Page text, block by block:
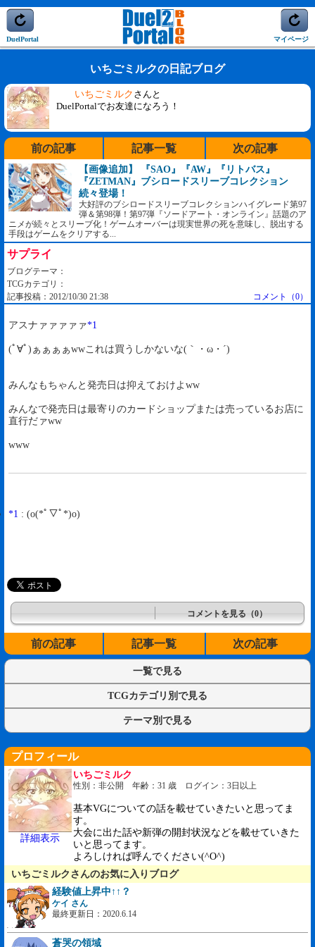
DuelPortal マイページ
いちごミルクの日記ブログ
いちごミルク さんと
DuelPortalでお友達になろう！
前の記事 記事一覧 次の記事
【画像追加】 『SAO』『AW』『リトバス』
『ZETMAN』ブシロードスリーブコレクション
続々登場！
大好評のブシロードスリーブコレクションハイグレード第97
弾＆第98弾！第97弾『ソードアート・オンライン』話題のア
ニメが続々とスリーブ化！ゲームオーバーは現実世界の死を意味し、脱出する
手段はゲームをクリアする...
サプライ
ブログテーマ：
TCGカテゴリ：
記事投稿：2012/10/30 21:38
コメント（0）
アスナァァァァァ*1
(ﾟ∀ﾟ)ぁぁぁぁwwこれは買うしかないな(｀・ω・´)
みんなもちゃんと発売日は抑えておけよww
みんなで発売日は最寄りのカードショップまたは売っているお店に
直行だァww
www
*1 : (o(*ﾟ▽ﾟ*)o)
コメントを見る（0）
前の記事 記事一覧 次の記事
一覧で見る
TCGカテゴリ別で見る
テーマ別で見る
プロフィール
詳細表示
いちごミルク
性別：非公開 年齢：31 歳 ログイン：3日以上
基本VGについての話を載せていきたいと思ってま
す。
大会に出た話や新弾の開封状況などを載せていきた
いと思ってます。
よろしければ呼んでください(^O^)
いちごミルクさんのお気に入りブログ
経験値上昇中↑↑？
ケイ さん
最終更新日：2020.6.14
蒼哭の領域